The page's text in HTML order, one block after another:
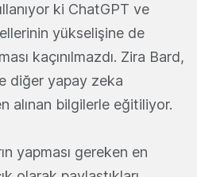
ki ChatGPT ve
yükselişine de
kaçınılmazdı. Zira Bard,
diğer yapay zeka
alınan bilgilerle eğitiliyor.
yapması gereken en